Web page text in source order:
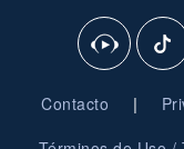
Contacto |